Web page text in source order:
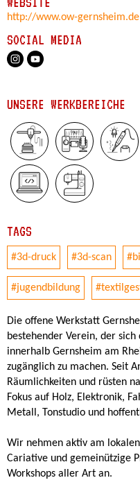
http://www.ow-gernsheim.de
SOCIAL MEDIA
UNSERE WERKBEREICHE
TAGS
#3d-druck #3d-scan
#jugendbildung
Die offene Werkstatt
bestehender Verein, der
innerhalb Gernsheim am
zugänglich zu machen. Seit
Räumlichkeiten und rüsten
Fokus auf Holz, Elektronik,
Metall, Tonstudio und
Wir nehmen aktiv am
Cariative und gemeinützige
Workshops aller Art an.